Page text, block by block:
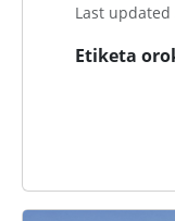
Last
Etiketa